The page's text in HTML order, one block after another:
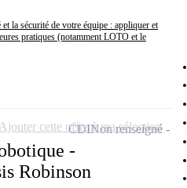
la sécurité de votre équipe : appliquer et
pratiques (notamment LOTO et le
-
Robinson
CDINon renseigné
Ajouter cette offre à ma sélection